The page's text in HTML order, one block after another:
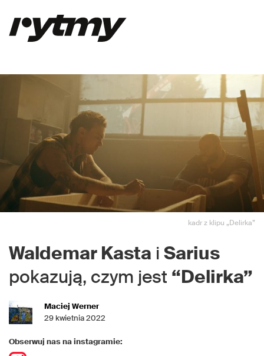
kadr z klipu „Delirka”
Waldemar Kasta i Sarius
pokazują, czym jest “Delirka”
Maciej Werner
29 kwietnia 2022
Obserwuj nas na instagramie: